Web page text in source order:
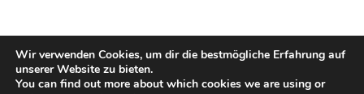
Yelp
Musik-
Chor
Musik-
Chor
Mail
Spende
Wir verwenden Cookies, um dir die bestmögliche Erfahrung auf
unserer Website zu bieten.
You can find out more about which cookies we are using or